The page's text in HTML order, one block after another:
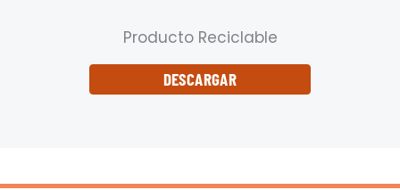
Producto Reciclable
DESCARGAR